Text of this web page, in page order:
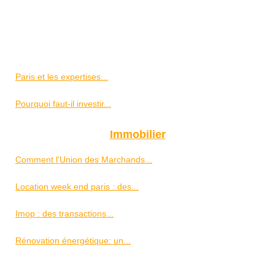
Paris et les expertises...
Pourquoi faut-il investir...
Immobilier
Comment l'Union des Marchands...
Location week end paris : des...
Imop : des transactions...
Rénovation énergétique: un...